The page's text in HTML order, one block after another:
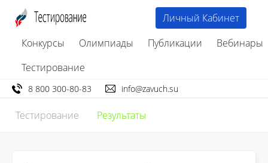
Конкурсы Олимпиады Публикации
Вебинары
Тестирование
Личный Кабинет
8 800 300-80-83 info@zavuch.su
Тестирование Результаты